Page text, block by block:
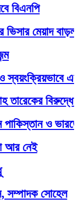
মেয়াদ বাড়ল ৩
এক মাস
বিরুদ্ধে
ও ভারতের
সোহেল